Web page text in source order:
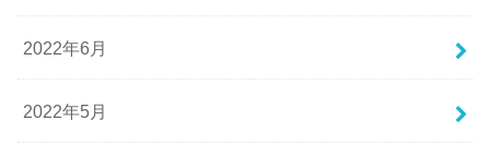
2022年6月
2022年5月